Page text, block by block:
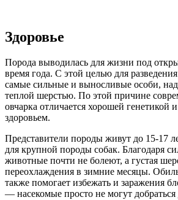
Здоровье
Порода выводилась для жизни под
время года. С этой целью для
самые сильные и выносливые особи,
теплой шерстью. По этой причине
овчарка отличается хорошей генетикой
здоровьем.
Представители породы живут до 15-17
для крупной породы собак. Благодаря
животные почти не болеют, а густая
переохлаждения в зимние месяцы.
также помогает избежать и заражения
— насекомые просто не могут